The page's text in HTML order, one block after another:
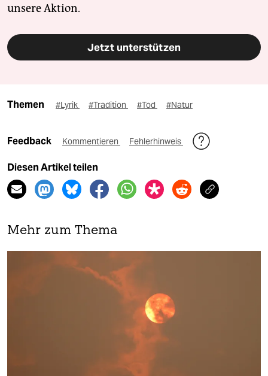
unsere Aktion.
Jetzt unterstützen
Themen #Lyrik #Tradition #Tod #Natur
Feedback Kommentieren Fehlerhinweis
Diesen Artikel teilen
Mehr zum Thema